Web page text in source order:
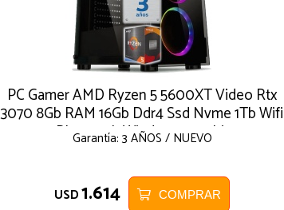
PC Gamer AMD Ryzen 5 5600XT Video Rtx
3070 8Gb RAM 16Gb Ddr4 Ssd Nvme 1Tb Wifi
Bluetooth Windows 11 64bit
Garantía: 3 AÑOS / NUEVO
USD1.614 COMPRAR